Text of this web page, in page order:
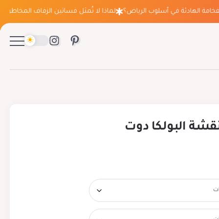
الهادئة في أسلوب الرياض؟ لماذا لا تُمثل فساتين الزفاف المخاطرة التي
البولكا دوت